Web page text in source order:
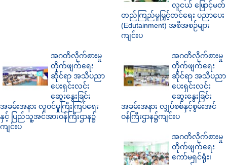
လူငယ် ဖြောင့်မတ်
တည်ကြည်မှုမြှင့်တင်ရေး ပညာပေး
(Edutainment) အစီအစဉ်များ
ကျင်းပ
အဂတိလိုက်စားမှု
တိုက်ဖျက်ရေး
ဆိုင်ရာ အသိပညာ
ပေးရှင်းလင်း
ဆွေးနွေးခြင်း
အခမ်းအနား လူဝင်မှုကြီးကြပ်ရေး
နှင့် ပြည်သူ့အင်အားဝန်ကြီးဌာန၌
ကျင်းပ
အဂတိလိုက်စားမှု
တိုက်ဖျက်ရေး
ဆိုင်ရာ အသိပညာ
ပေးရှင်းလင်း
ဆွေးနွေးခြင်း
အခမ်းအနား လျှပ်စစ်နှင့်စွမ်းအင်
ဝန်ကြီးဌာန၌ကျင်းပ
အဂတိလိုက်စားမှု
တိုက်ဖျက်ရေး
ကော်မရှင်ရုံး၊